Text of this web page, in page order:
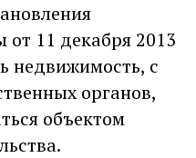
11 декабря 2013
недвижимость, с
органов,
объектом